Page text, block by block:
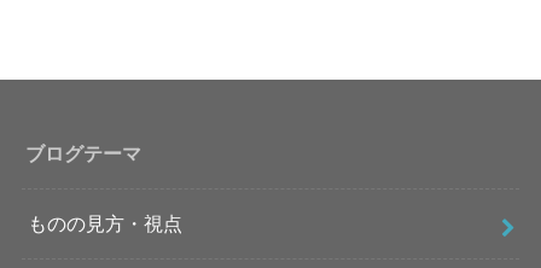
ブログテーマ
ものの見方・視点